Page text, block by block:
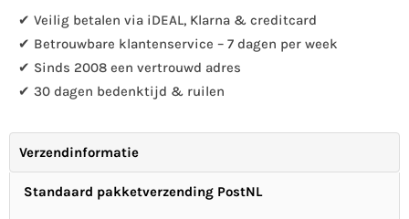
✔ Veilig betalen via iDEAL, Klarna & creditcard
✔ Betrouwbare klantenservice – 7 dagen per week
✔ Sinds 2008 een vertrouwd adres
✔ 30 dagen bedenktijd & ruilen
Verzendinformatie
Standaard pakketverzending PostNL